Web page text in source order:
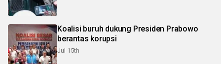
Koalisi buruh dukung Presiden Prabowo
berantas korupsi
Jul 15th